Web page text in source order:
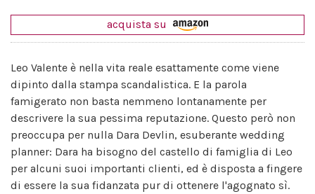
acquista su
Leo Valente è nella vita reale esattamente come viene
dipinto dalla stampa scandalistica. E la parola
famigerato non basta nemmeno lontanamente per
descrivere la sua pessima reputazione. Questo però non
preoccupa per nulla Dara Devlin, esuberante wedding
planner: Dara ha bisogno del castello di famiglia di Leo
per alcuni suoi importanti clienti, ed è disposta a fingere
di essere la sua fidanzata pur di ottenere l'agognato sì.